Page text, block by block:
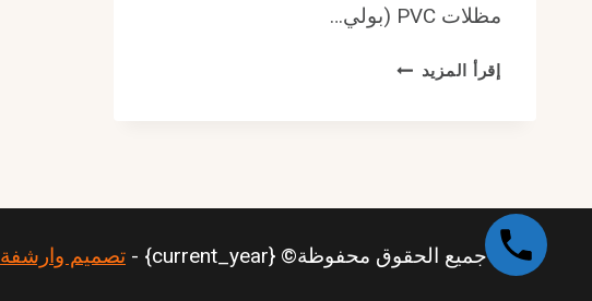
مظلات PVC (بولي…
إقرأ المزيد مظلات
عالية
الجودة
جميع الحقوق محفوظة© {current_year} - تصميم وارشفة